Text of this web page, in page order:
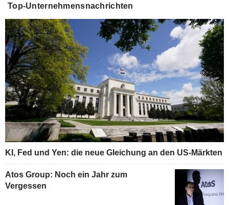
Top-Unternehmensnachrichten
KI, Fed und Yen: die neue Gleichung an den US-Märkten
Atos Group: Noch ein Jahr zum
Vergessen